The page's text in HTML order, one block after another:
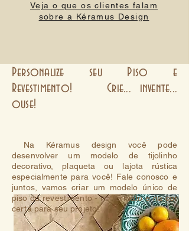
Veja o que os clientes falam
sobre a Kéramus Design
Personalize seu Piso e
Revestimento! Crie... invente...
ouse!
Na Kéramus design você pode
desenvolver um modelo de tijolinho
decorativo, plaqueta ou lajota rústica
especialmente para você! Fale conosco e
juntos, vamos criar um modelo único de
piso ou revestimento - no formato e na cor
certa para seu projeto!